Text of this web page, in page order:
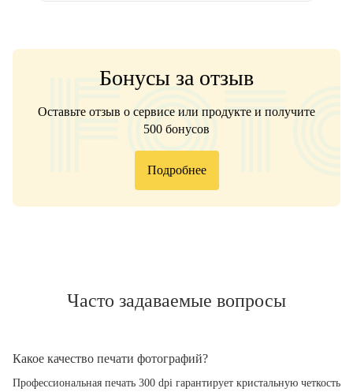
Бонусы за отзыв
Оставьте отзыв о сервисе или продукте и получите
500 бонусов
Подробнее
Часто задаваемые вопросы
Какое качество печати фотографий?
Профессиональная печать 300 dpi гарантирует кристальную четкость